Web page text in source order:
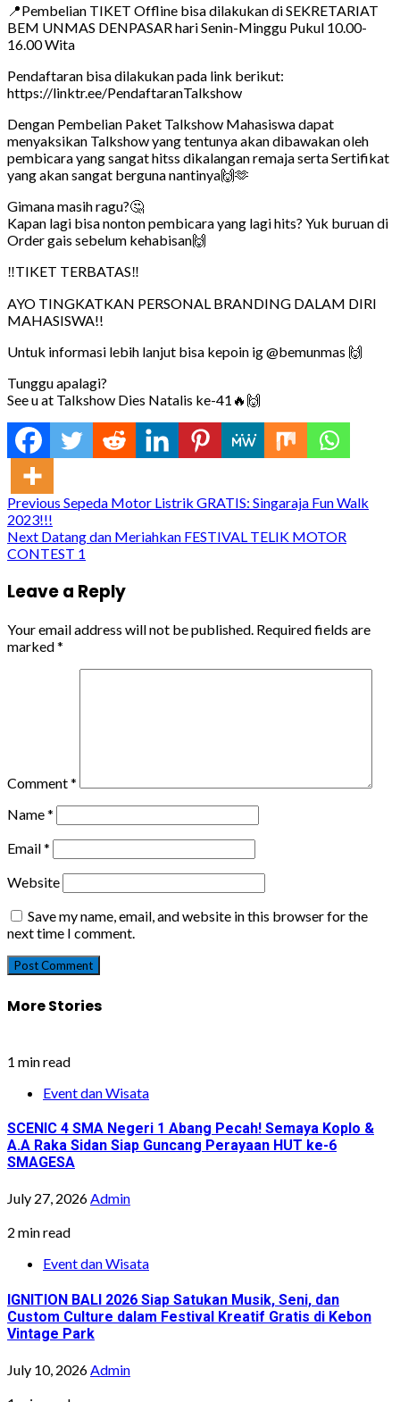
📍Pembelian TIKET Offline bisa dilakukan di SEKRETARIAT
BEM UNMAS DENPASAR hari Senin-Minggu Pukul 10.00-
16.00 Wita
Pendaftaran bisa dilakukan pada link berikut:
https://linktr.ee/PendaftaranTalkshow
Dengan Pembelian Paket Talkshow Mahasiswa dapat
menyaksikan Talkshow yang tentunya akan dibawakan oleh
pembicara yang sangat hitss dikalangan remaja serta Sertifikat
yang akan sangat berguna nantinya🙌🫶
Gimana masih ragu?🤔
Kapan lagi bisa nonton pembicara yang lagi hits? Yuk buruan di
Order gais sebelum kehabisan🙌
‼️TIKET TERBATAS‼️
AYO TINGKATKAN PERSONAL BRANDING DALAM DIRI
MAHASISWA!!
Untuk informasi lebih lanjut bisa kepoin ig @bemunmas 🙌
Tunggu apalagi?
See u at Talkshow Dies Natalis ke-41🔥🙌
Continue
Reading
Previous Sepeda Motor Listrik GRATIS: Singaraja Fun Walk
2023!!!
Next Datang dan Meriahkan FESTIVAL TELIK MOTOR
CONTEST 1
Leave a Reply
Your email address will not be published. Required fields are
marked*
Comment*
Name*
Email*
Website
Save my name, email, and website in this browser for the
next time I comment.
More Stories
1 min read
Event dan Wisata
SCENIC 4 SMA Negeri 1 Abang Pecah! Semaya Koplo &
A.A Raka Sidan Siap Guncang Perayaan HUT ke-6
SMAGESA
July 27, 2026Admin
2 min read
Event dan Wisata
IGNITION BALI 2026 Siap Satukan Musik, Seni, dan
Custom Culture dalam Festival Kreatif Gratis di Kebon
Vintage Park
July 10, 2026Admin